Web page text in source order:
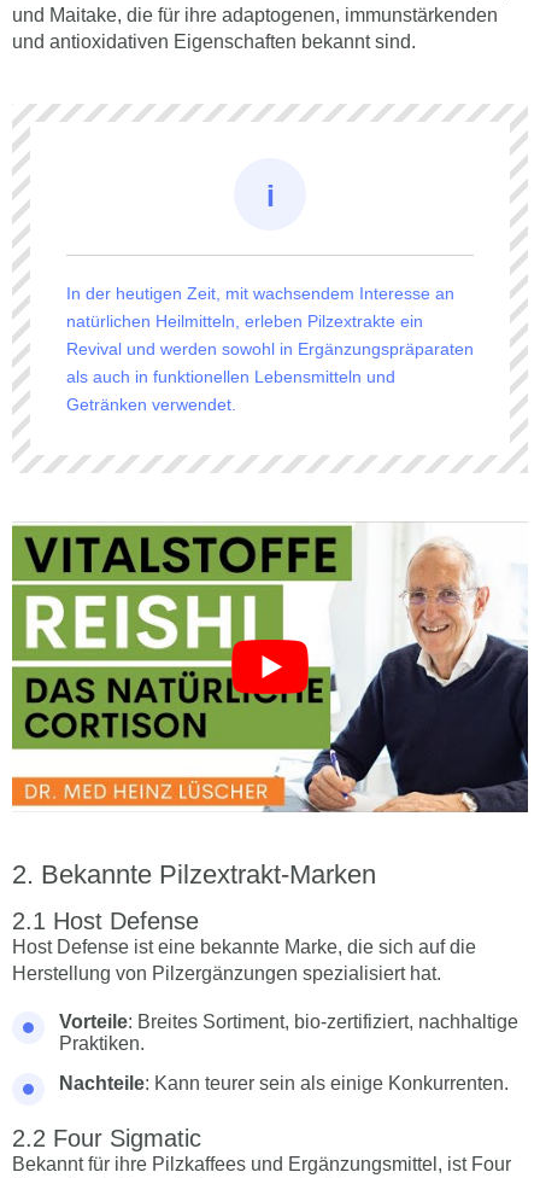
und Maitake, die für ihre adaptogenen, immunstärkenden
und antioxidativen Eigenschaften bekannt sind.
In der heutigen Zeit, mit wachsendem Interesse an
natürlichen Heilmitteln, erleben Pilzextrakte ein
Revival und werden sowohl in Ergänzungspräparaten
als auch in funktionellen Lebensmitteln und
Getränken verwendet.
Bekannte Pilzextrakt-Marken
Host Defense
Host Defense ist eine bekannte Marke, die sich auf die
Herstellung von Pilzergänzungen spezialisiert hat.
Vorteile: Breites Sortiment, bio-zertifiziert, nachhaltige
Praktiken.
Nachteile: Kann teurer sein als einige Konkurrenten.
Four Sigmatic
Bekannt für ihre Pilzkaffees und Ergänzungsmittel, ist Four